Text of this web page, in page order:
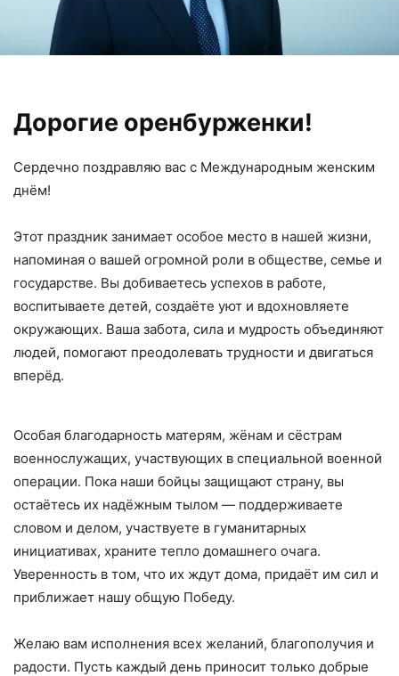
Дорогие оренбурженки!
Сердечно поздравляю вас с Международным женским
днём!
Этот праздник занимает особое место в нашей жизни,
напоминая о вашей огромной роли в обществе, семье и
государстве. Вы добиваетесь успехов в работе,
воспитываете детей, создаёте уют и вдохновляете
окружающих. Ваша забота, сила и мудрость объединяют
людей, помогают преодолевать трудности и двигаться
вперёд.
Особая благодарность матерям, жёнам и сёстрам
военнослужащих, участвующих в специальной военной
операции. Пока наши бойцы защищают страну, вы
остаётесь их надёжным тылом — поддерживаете
словом и делом, участвуете в гуманитарных
инициативах, храните тепло домашнего очага.
Уверенность в том, что их ждут дома, придаёт им сил и
приближает нашу общую Победу.
Желаю вам исполнения всех желаний, благополучия и
радости. Пусть каждый день приносит только добрые